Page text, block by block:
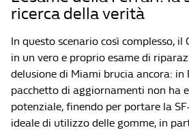
ricerca della verità
In questo scenario così complesso,
in un vero e proprio esame di
delusione di Miami brucia ancora: in
pacchetto di aggiornamenti non ha
potenziale, finendo per portare la
ideale di utilizzo delle gomme, in